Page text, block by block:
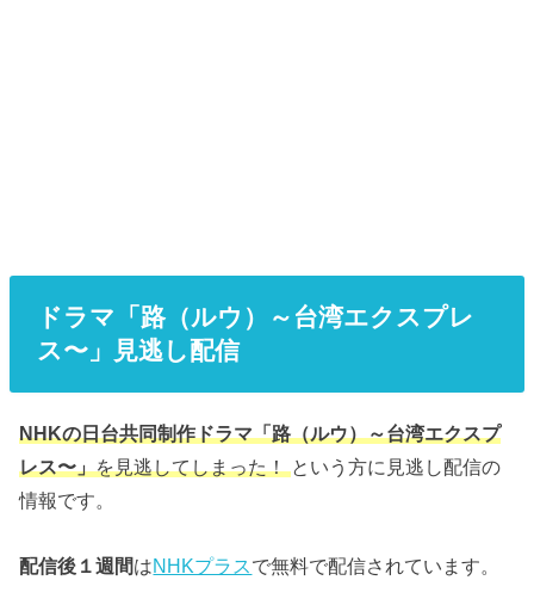
ドラマ「路（ルウ）～台湾エクスプレ
ス〜」見逃し配信
NHKの日台共同制作ドラマ「路（ルウ）～台湾エクスプ
レス〜」を見逃してしまった！という方に見逃し配信の
情報です。
配信後１週間はNHKプラス で無料で配信されています。